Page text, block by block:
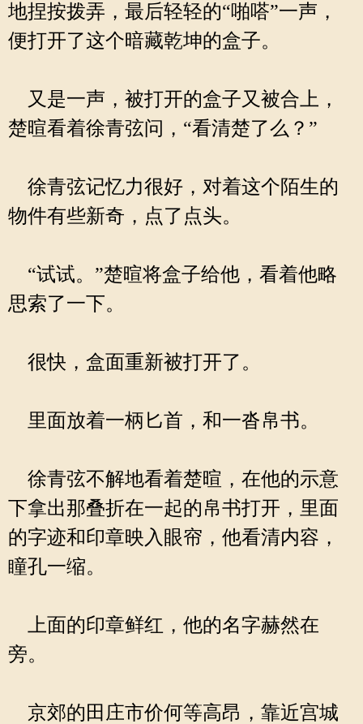
地捏按拨弄，最后轻轻的“啪嗒”一声，
便打开了这个暗藏乾坤的盒子。
又是一声，被打开的盒子又被合上，
楚暄看着徐青弦问，“看清楚了么？”
徐青弦记忆力很好，对着这个陌生的
物件有些新奇，点了点头。
“试试。”楚暄将盒子给他，看着他略
思索了一下。
很快，盒面重新被打开了。
里面放着一柄匕首，和一沓帛书。
徐青弦不解地看着楚暄，在他的示意
下拿出那叠折在一起的帛书打开，里面
的字迹和印章映入眼帘，他看清内容，
瞳孔一缩。
上面的印章鲜红，他的名字赫然在
旁。
京郊的田庄市价何等高昂，靠近宫城